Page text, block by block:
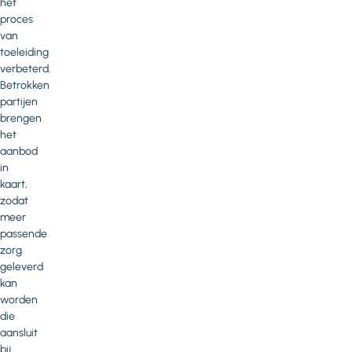
proces
van
toeleiding
verbeterd.
Betrokken
partijen
brengen
het
aanbod
in
kaart,
zodat
meer
passende
zorg
geleverd
kan
worden
die
aansluit
bij